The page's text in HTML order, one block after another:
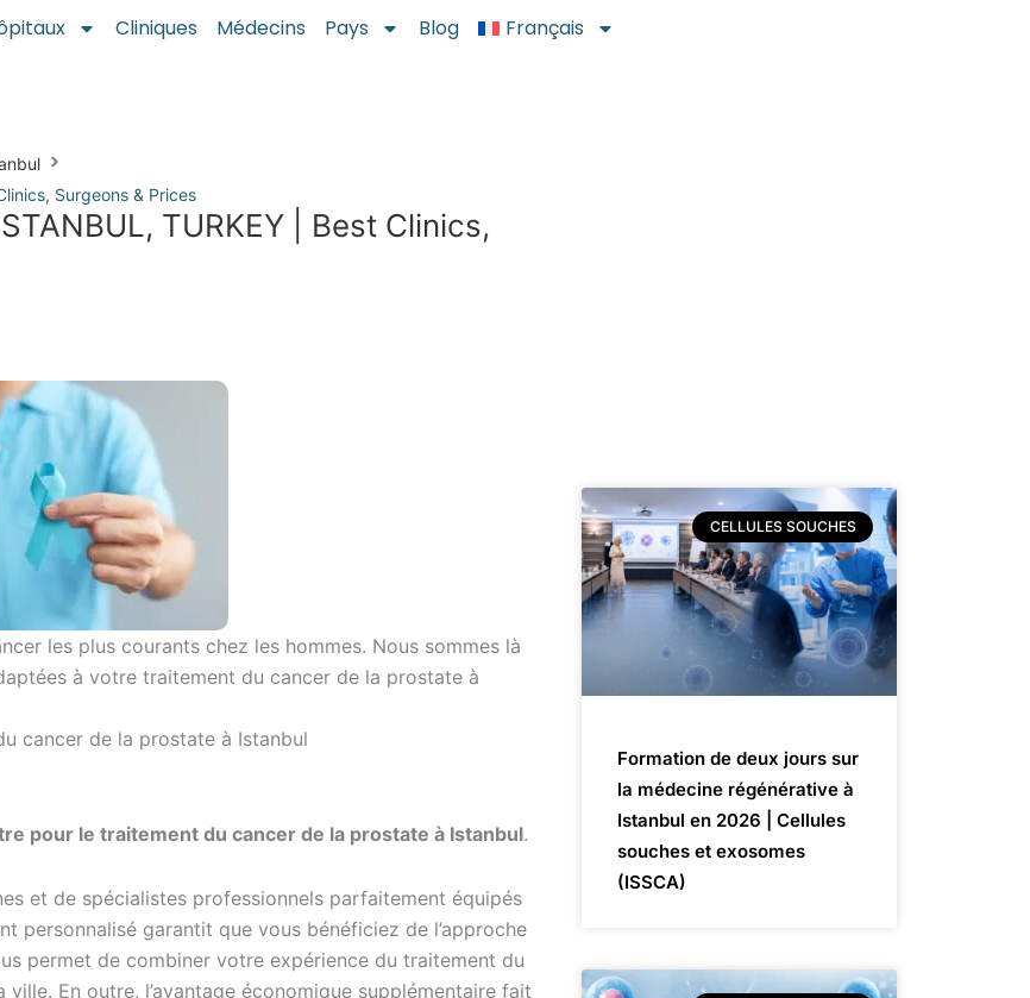
Cliniques Médecins Pays Blog Français
TURKEY | Best Clinics,
Surgeons & Prices
les plus courants chez les hommes. Nous sommes là
à votre traitement du cancer de la prostate à
cancer de la prostate à Istanbul
pour le traitement du cancer de la prostate à Istanbul.
et de spécialistes professionnels parfaitement équipés
personnalisé garantit que vous bénéficiez de l’approche
permet de combiner votre expérience du traitement du
En outre, l’avantage économique supplémentaire fait
CELLULES SOUCHES
Formation de deux jours sur
la médecine régénérative à
Istanbul en 2026 | Cellules
souches et exosomes
(ISSCA)